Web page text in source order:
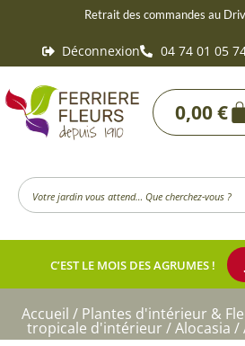
contenu
Retrait des commandes au
Déconnexion 04 74 01 05
0,00€
Search
...
C’EST LE MOIS DES AGRUMES !
Accueil / Plantes d'intérieur &
tropicale d'intérieur/Alocasia /